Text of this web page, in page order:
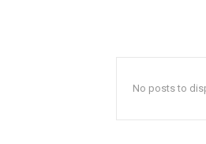
No posts to